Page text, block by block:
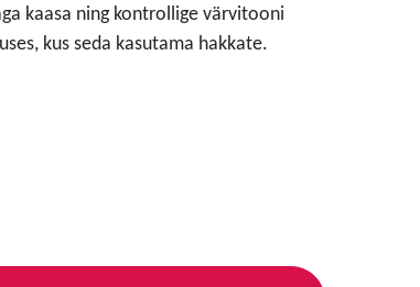
kaasa ning kontrollige värvitooni
kus seda kasutama hakkate.